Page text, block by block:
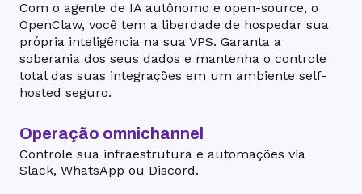
Com o agente de IA autônomo e open-source, o
OpenClaw, você tem a liberdade de hospedar sua
própria inteligência na sua VPS. Garanta a
soberania dos seus dados e mantenha o controle
total das suas integrações em um ambiente self-
hosted seguro.
Operação omnichannel
Controle sua infraestrutura e automações via
Slack, WhatsApp ou Discord.